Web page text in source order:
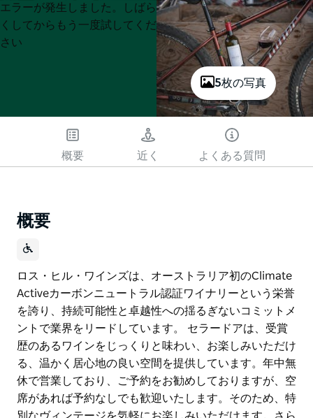
5枚の写真
Product
List
Product
List
エラーが発生しました。しばら
くしてからもう一度試してくだ
さい
概要 近く よくある質問
概要
ロス・ヒル・ワインズは、オーストラリア初のClimate
Activeカーボンニュートラル認証ワイナリーという栄誉
を誇り、持続可能性と卓越性への揺るぎないコミットメ
ントで業界をリードしています。 セラードアは、受賞
歴のあるワインをじっくりと味わい、お楽しみいただけ
る、温かく居心地の良い空間を提供しています。年中無
休で営業しており、ご予約をお勧めしておりますが、空
席があれば予約なしでも歓迎いたします。そのため、特
別なヴィンテージを気軽にお楽しみいただけます。さら